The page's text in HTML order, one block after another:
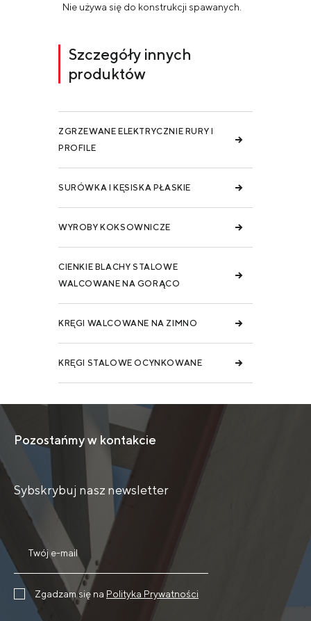
Nie używa się do konstrukcji spawanych.
Szczegóły innych
produktów
ZGRZEWANE ELEKTRYCZNIE RURY I
PROFILE
SURÓWKA I KĘSISKA PŁASKIE
WYROBY KOKSOWNICZE
CIENKIE BLACHY STALOWE
WALCOWANE NA GORĄCO
KRĘGI WALCOWANE NA ZIMNO
KRĘGI STALOWE OCYNKOWANE
Pozostańmy w kontakcie
Sybskrybuj nasz newsletter
Zgadzam się na Polityka Prywatności